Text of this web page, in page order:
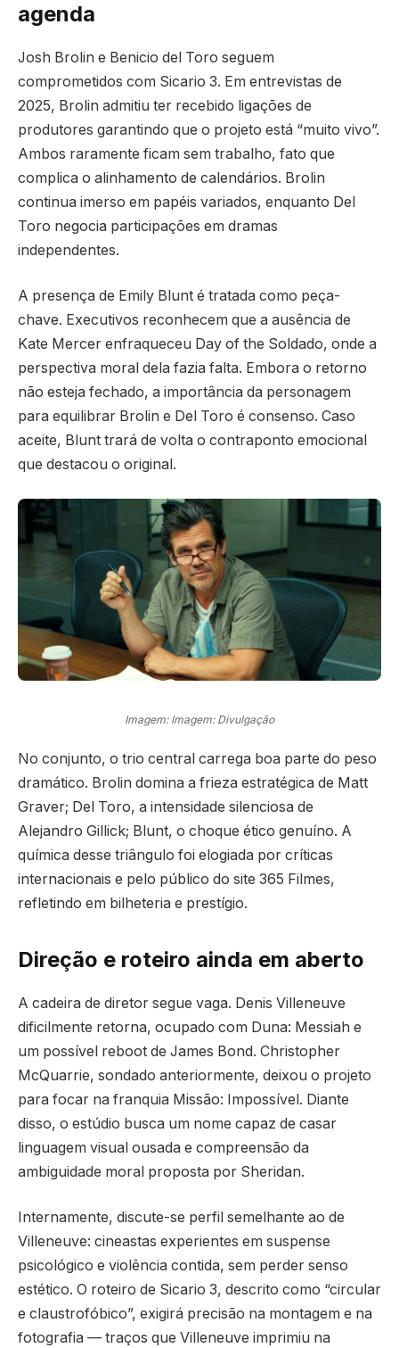
agenda
Josh Brolin e Benicio del Toro seguem
comprometidos com Sicario 3. Em entrevistas de
2025, Brolin admitiu ter recebido ligações de
produtores garantindo que o projeto está “muito vivo”.
Ambos raramente ficam sem trabalho, fato que
complica o alinhamento de calendários. Brolin
continua imerso em papéis variados, enquanto Del
Toro negocia participações em dramas
independentes.
A presença de Emily Blunt é tratada como peça-
chave. Executivos reconhecem que a ausência de
Kate Mercer enfraqueceu Day of the Soldado, onde a
perspectiva moral dela fazia falta. Embora o retorno
não esteja fechado, a importância da personagem
para equilibrar Brolin e Del Toro é consenso. Caso
aceite, Blunt trará de volta o contraponto emocional
que destacou o original.
Imagem: Imagem: Divulgação
No conjunto, o trio central carrega boa parte do peso
dramático. Brolin domina a frieza estratégica de Matt
Graver; Del Toro, a intensidade silenciosa de
Alejandro Gillick; Blunt, o choque ético genuíno. A
química desse triângulo foi elogiada por críticas
internacionais e pelo público do site 365 Filmes,
refletindo em bilheteria e prestígio.
Direção e roteiro ainda em aberto
A cadeira de diretor segue vaga. Denis Villeneuve
dificilmente retorna, ocupado com Duna: Messiah e
um possível reboot de James Bond. Christopher
McQuarrie, sondado anteriormente, deixou o projeto
para focar na franquia Missão: Impossível. Diante
disso, o estúdio busca um nome capaz de casar
linguagem visual ousada e compreensão da
ambiguidade moral proposta por Sheridan.
Internamente, discute-se perfil semelhante ao de
Villeneuve: cineastas experientes em suspense
psicológico e violência contida, sem perder senso
estético. O roteiro de Sicario 3, descrito como “circular
e claustrofóbico”, exigirá precisão na montagem e na
fotografia — traços que Villeneuve imprimiu na